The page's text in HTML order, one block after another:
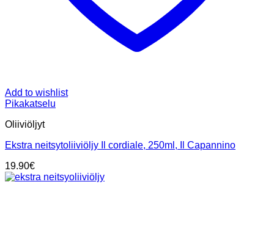
Add to wishlist
Pikakatselu
Oliiviöljyt
Ekstra neitsytoliiviöljy Il cordiale, 250ml, Il Capannino
19.90€